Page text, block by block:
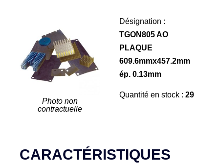
Photo non
contractuelle
Désignation :
TGON805 AO
PLAQUE
609.6mmx457.2mm
ép. 0.13mm
Quantité en stock : 29
CARACTÉRISTIQUES